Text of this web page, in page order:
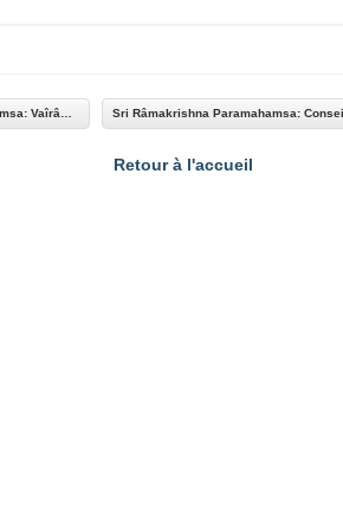
Retour à l'accueil